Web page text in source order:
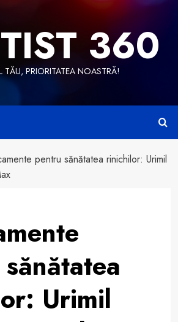
360
TĂU, PRIORITATEA NOASTRĂ!
pentru sănătatea rinichilor: Urimil
Urimil